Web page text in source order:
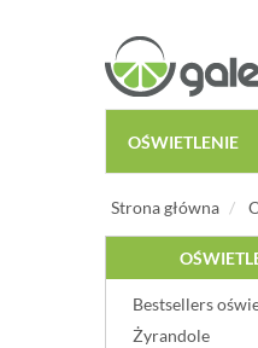
OŚWIETLENIE
Strona główna
Bestsellers
Żyrandole